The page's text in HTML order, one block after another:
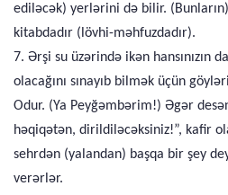
ediləcək) yerlərini də bilir. (Bunların)
kitabdadır (lövhi-məhfuzdadır).
7. Ərşi su üzərində ikən hansınızın
olacağını sınayıb bilmək üçün
Odur. (Ya Peyğəmbərim!) Əgər
həqiqətən, dirildiləcəksiniz!”, kafir
sehrdən (yalandan) başqa bir şey
verərlər.